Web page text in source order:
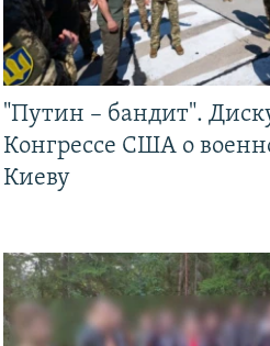
"Путин – бандит".
Конгрессе США о
Киеву